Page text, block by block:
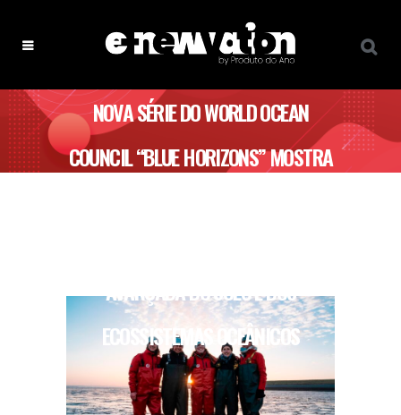
NOVA SÉRIE DO WORLD OCEAN
COUNCIL “BLUE HORIZONS” MOSTRA
AVANÇADA DO SOLO E DOS
ECOSSISTEMAS OCEÂNICOS